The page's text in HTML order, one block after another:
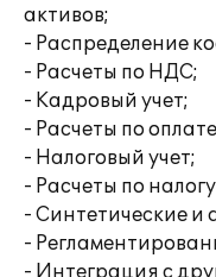
активов;
- Распределение
- Расчеты по НДС;
- Кадровый учет;
- Расчеты по
- Налоговый учет;
- Расчеты по
- Синтетические и
-
- Интеграция с